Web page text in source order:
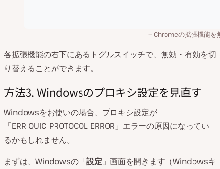
Chromeの拡張機能を
各拡張機能の右下にあるトグルスイッチで、無効・有効を切
り替えることができます。
方法3. Windowsのプロキシ設定を見直す
Windowsをお使いの場合、プロキシ設定が
「ERR_QUIC_PROTOCOL_ERROR」エラーの原因になってい
るかもしれません。
まずは、Windowsの「設定 」画面を開きます（Windowsキ